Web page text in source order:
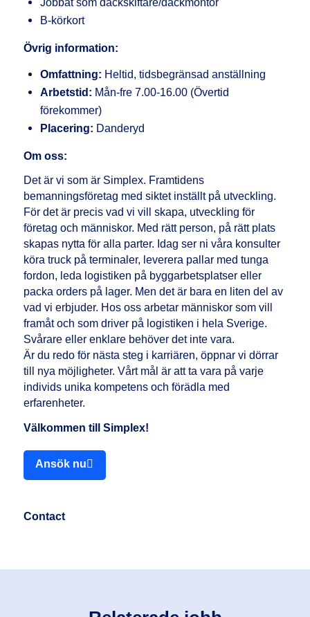
B-körkort
Övrig information:
Omfattning: Heltid, tidsbegränsad anställning
Arbetstid: Mån-fre 7.00-16.00 (Övertid
förekommer)
Placering: Danderyd
Om oss:
Det är vi som är Simplex. Framtidens
bemanningsföretag med siktet inställt på utveckling.
För det är precis vad vi vill skapa, utveckling för
företag och människor. Med rätt person, på rätt plats
skapas nytta för alla parter. Idag ser ni våra konsulter
köra truck på terminaler, leverera pallar med tunga
fordon, leda logistiken på byggarbetsplatser eller
packa orders på lager. Men det är bara en liten del av
vad vi erbjuder. Hos oss arbetar människor som vill
framåt och som driver på logistiken i hela Sverige.
Svårare eller enklare behöver det inte vara.
Är du redo för nästa steg i karriären, öppnar vi dörrar
till nya möjligheter. Vårt mål är att ta vara på varje
individs unika kompetens och förädla med
erfarenheter.
Välkommen till Simplex!
Ansök nu
Contact